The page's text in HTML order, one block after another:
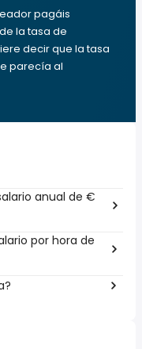
pagáis
la tasa de
decir que la tasa
parecía al
anual de €
por hora de